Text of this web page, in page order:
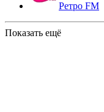
Ретро FM
Показать ещё